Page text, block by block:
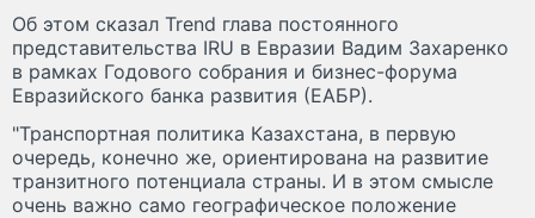
Об этом сказал Trend глава постоянного
представительства IRU в Евразии Вадим Захаренко
в рамках Годового собрания и бизнес-форума
Евразийского банка развития (ЕАБР).
"Транспортная политика Казахстана, в первую
очередь, конечно же, ориентирована на развитие
транзитного потенциала страны. И в этом смысле
очень важно само географическое положение